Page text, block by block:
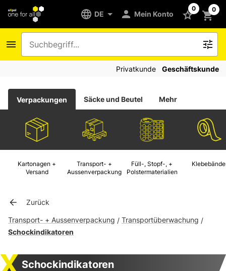
DE Mein Konto
0 0
Privatkunde Geschäftskunde
Verpackungen Säcke und Beutel Mehr
Kartonagen +
Versand
Transport- +
Aussenverpackung
Füll-, Stopf-, +
Polstermaterialien
Zurück
Transport- + Aussenverpackung / Transportüberwachung /
Schockindikatoren
Schockindikatoren